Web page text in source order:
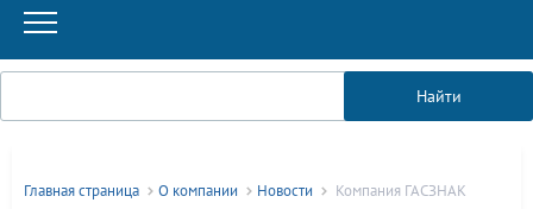
Найти
Главная страница О компании Новости
Компания ГАСЗНАК